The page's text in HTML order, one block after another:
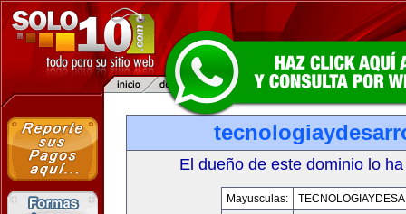
El dueño de este dominio lo
Mayusculas: